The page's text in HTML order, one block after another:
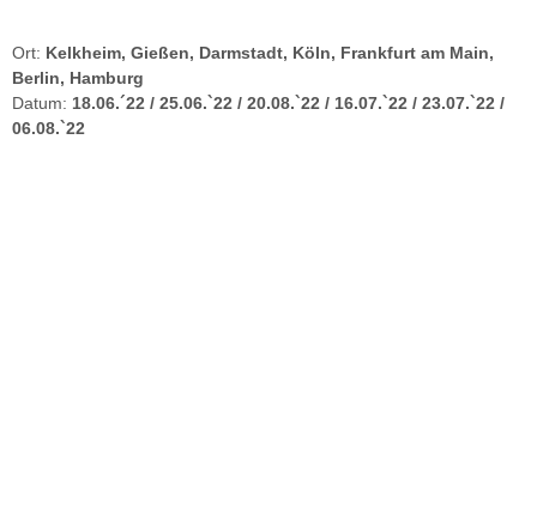
Ort: Kelkheim, Gießen, Darmstadt, Köln, Frankfurt am Main,
Berlin, Hamburg
Datum: 18.06.´22 / 25.06.`22 / 20.08.`22 / 16.07.`22 / 23.07.`22 /
06.08.`22